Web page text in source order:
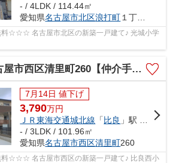
- / 4LDK / 114.44㎡
愛知県名古屋市北区浪打町 １丁目37-4
☆☆☆ 名古屋市北区の新築一戸建て♪ 光城小学
西区清里町260【仲介手数料無料】新築一戸建て
7月14日 値下げ
3,790万円
ＪＲ東海交通城北線 「比良 」駅 徒歩12分
- / 3LDK / 101.96㎡
愛知県名古屋市西区清里町260
☆☆☆ 名古屋市西区の新築一戸建て♪ 比良西小